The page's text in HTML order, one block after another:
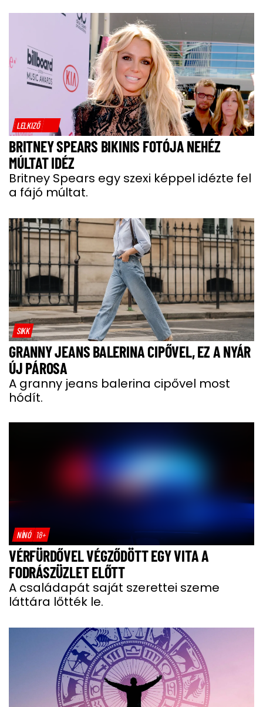
LELKIZŐ
BRITNEY SPEARS BIKINIS FOTÓJA NEHÉZ
MÚLTAT IDÉZ
Britney Spears egy szexi képpel idézte fel
a fájó múltat.
SIKK
GRANNY JEANS BALERINA CIPŐVEL, EZ A NYÁR
ÚJ PÁROSA
A granny jeans balerina cipővel most
hódít.
NÍNÓ 18+
VÉRFÜRDŐVEL VÉGZŐDÖTT EGY VITA A
FODRÁSZÜZLET ELŐTT
A családapát saját szerettei szeme
láttára lőtték le.